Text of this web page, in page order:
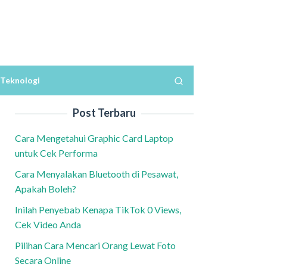
Teknologi
Post Terbaru
Cara Mengetahui Graphic Card Laptop
untuk Cek Performa
Cara Menyalakan Bluetooth di Pesawat,
Apakah Boleh?
Inilah Penyebab Kenapa TikTok 0 Views,
Cek Video Anda
Pilihan Cara Mencari Orang Lewat Foto
Secara Online